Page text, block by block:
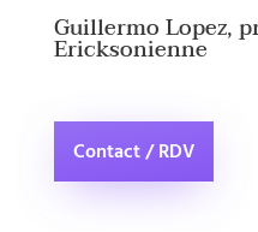
Guillermo Lopez,
Ericksonienne
Contact / RDV